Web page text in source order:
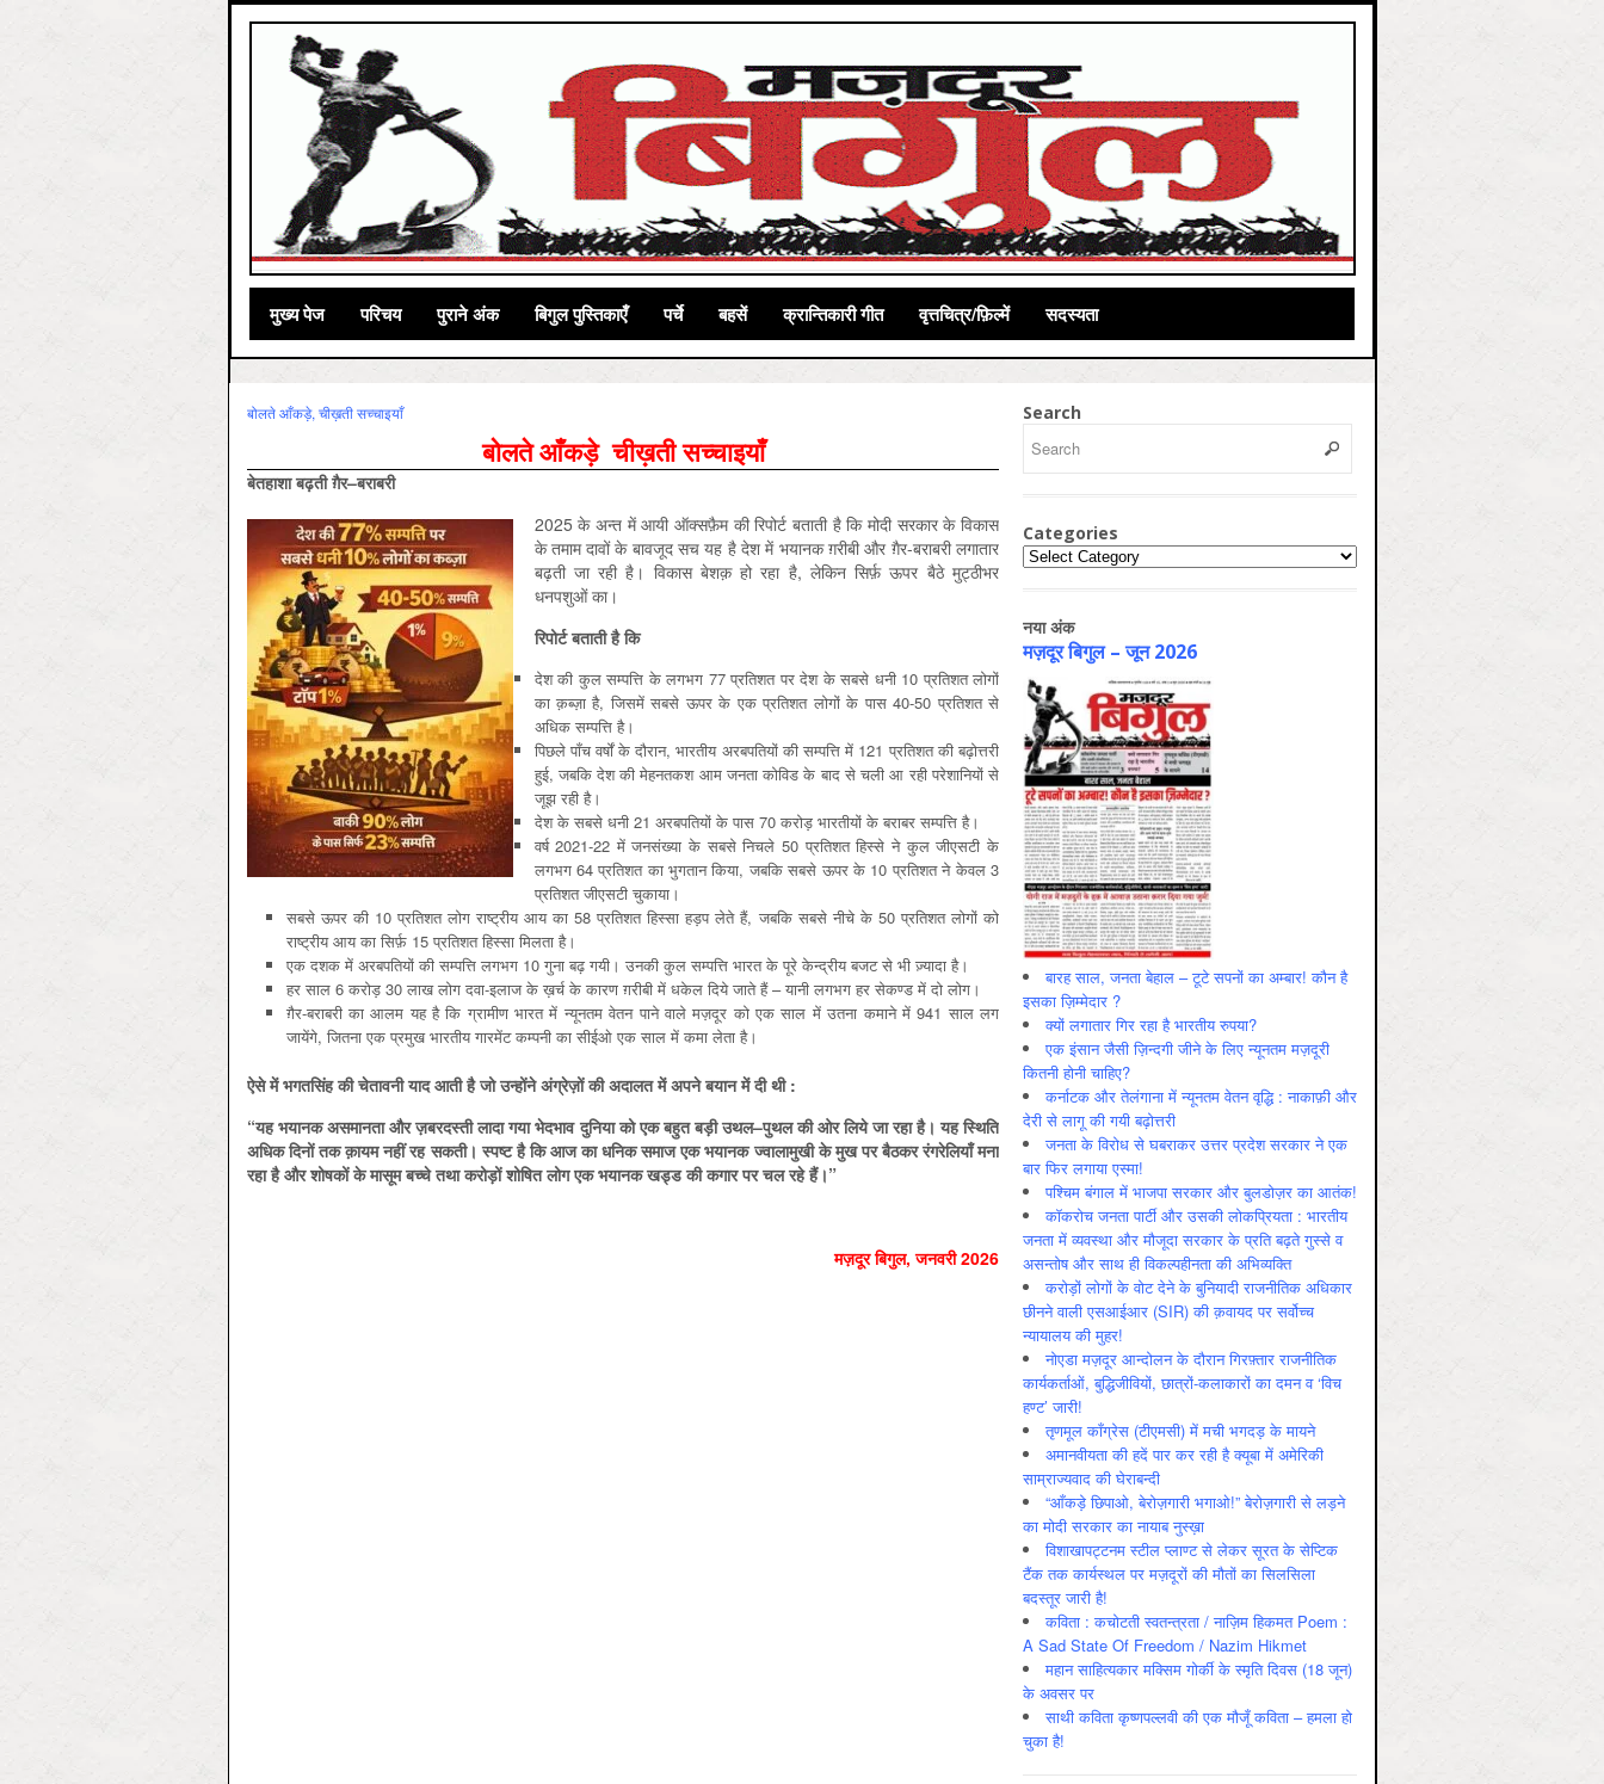
मुख्‍य पेज परिचय पुराने अंक बिगुल पुस्तिकाएँ पर्चे बहसें क्रान्तिकारी गीत वृत्तचित्र/फ़िल्में सदस्यता
बोलते आँकड़े, चीख़ती सच्चाइयाँ
बोलते आँकड़े चीख़ती सच्चाइयाँ
बेतहाशा बढ़ती ग़ैर–बराबरी
2025 के अन्त में आयी ऑक्सफ़ैम की रिपोर्ट बताती है कि मोदी सरकार के विकास
के तमाम दावों के बावजूद सच यह है देश में भयानक ग़रीबी और ग़ैर-बराबरी लगातार
बढ़ती जा रही है। विकास बेशक़ हो रहा है, लेकिन सिर्फ़ ऊपर बैठे मुट्ठीभर
धनपशुओं का।
रिपोर्ट बताती है कि
देश की कुल सम्पत्ति के लगभग 77 प्रतिशत पर देश के सबसे धनी 10 प्रतिशत लोगों
का क़ब्ज़ा है, जिसमें सबसे ऊपर के एक प्रतिशत लोगों के पास 40-50 प्रतिशत से
अधिक सम्पत्ति है।
पिछले पाँच वर्षों के दौरान, भारतीय अरबपतियों की सम्पत्ति में 121 प्रतिशत की बढ़ोत्तरी
हुई, जबकि देश की मेहनतकश आम जनता कोविड के बाद से चली आ रही परेशानियों से
जूझ रही है।
देश के सबसे धनी 21 अरबपतियों के पास 70 करोड़ भारतीयों के बराबर सम्पत्ति है।
वर्ष 2021-22 में जनसंख्या के सबसे निचले 50 प्रतिशत हिस्से ने कुल जीएसटी के
लगभग 64 प्रतिशत का भुगतान किया, जबकि सबसे ऊपर के 10 प्रतिशत ने केवल 3
प्रतिशत जीएसटी चुकाया।
सबसे ऊपर की 10 प्रतिशत लोग राष्ट्रीय आय का 58 प्रतिशत हिस्सा हड़प लेते हैं, जबकि सबसे नीचे के 50 प्रतिशत लोगों को
राष्ट्रीय आय का सिर्फ़ 15 प्रतिशत हिस्सा मिलता है।
एक दशक में अरबपतियों की सम्पत्ति लगभग 10 गुना बढ़ गयी। उनकी कुल सम्पत्ति भारत के पूरे केन्द्रीय बजट से भी ज़्यादा है।
हर साल 6 करोड़ 30 लाख लोग दवा-इलाज के ख़र्च के कारण ग़रीबी में धकेल दिये जाते हैं – यानी लगभग हर सेकण्ड में दो लोग।
ग़ैर-बराबरी का आलम यह है कि ग्रामीण भारत में न्यूनतम वेतन पाने वाले मज़दूर को एक साल में उतना कमाने में 941 साल लग
जायेंगे, जितना एक प्रमुख भारतीय गारमेंट कम्पनी का सीईओ एक साल में कमा लेता है।
ऐसे में भगतसिंह की चेतावनी याद आती है जो उन्होंने अंग्रेज़ों की अदालत में अपने बयान में दी थी:
“यह भयानक असमानता और ज़बरदस्ती लादा गया भेदभाव दुनिया को एक बहुत बड़ी उथल–पुथल की ओर लिये जा रहा है। यह स्थिति
अधिक दिनों तक क़ायम नहीं रह सकती। स्पष्ट है कि आज का धनिक समाज एक भयानक ज्वालामुखी के मुख पर बैठकर रंगरेलियाँ मना
रहा है और शोषकों के मासूम बच्चे तथा करोड़ों शोषित लोग एक भयानक खड्ड की कगार पर चल रहे हैं।”
मज़दूर बिगुल, जनवरी 2026
Search
Categories
Categories
नया अंक
मज़दूर बिगुल – जून 2026
बारह साल, जनता बेहाल – टूटे सपनों का अम्बार! कौन है
इसका ज़िम्मेदार ?
क्यों लगातार गिर रहा है भारतीय रुपया?
एक इंसान जैसी ज़िन्दगी जीने के लिए न्यूनतम मज़दूरी
कितनी होनी चाहिए?
कर्नाटक और तेलंगाना में न्यूनतम वेतन वृद्धि : नाकाफ़ी और
देरी से लागू की गयी बढ़ोत्तरी
जनता के विरोध से घबराकर उत्तर प्रदेश सरकार ने एक
बार फिर लगाया एस्मा!
पश्चिम बंगाल में भाजपा सरकार और बुलडोज़र का आतंक!
कॉकरोच जनता पार्टी और उसकी लोकप्रियता : भारतीय
जनता में व्‍यवस्‍था और मौजूदा सरकार के प्रति बढ़ते गुस्‍से व
असन्‍तोष और साथ ही विकल्‍पहीनता की अभिव्‍यक्ति
करोड़ों लोगों के वोट देने के बुनियादी राजनीतिक अधिकार
छीनने वाली एसआईआर (SIR) की क़वायद पर सर्वोच्च
न्यायालय की मुहर!
नोएडा मज़दूर आन्दोलन के दौरान गिरफ़्तार राजनीतिक
कार्यकर्ताओं, बुद्धिजीवियों, छात्रों-कलाकारों का दमन व ‘विच
हण्ट’ जारी!
तृणमूल काँग्रेस (टीएमसी) में मची भगदड़ के मायने
अमानवीयता की हदें पार कर रही है क्यूबा में अमेरिकी
साम्राज्यवाद की घेराबन्दी
“आँकड़े छिपाओ, बेरोज़गारी भगाओ!” बेरोज़गारी से लड़ने
का मोदी सरकार का नायाब नुस्ख़ा
विशाखापट्टनम स्टील प्लाण्ट से लेकर सूरत के सेप्टिक
टैंक तक कार्यस्थल पर मज़दूरों की मौतों का सिलसिला
बदस्तूर जारी है!
कविता : कचोटती स्वतन्त्रता / नाज़िम हिकमत Poem :
A Sad State Of Freedom / Nazim Hikmet
महान साहित्यकार मक्सिम गोर्की के स्मृति दिवस (18 जून)
के अवसर पर
साथी कविता कृष्णपल्लवी की एक मौजूँ कविता – हमला हो
चुका है!